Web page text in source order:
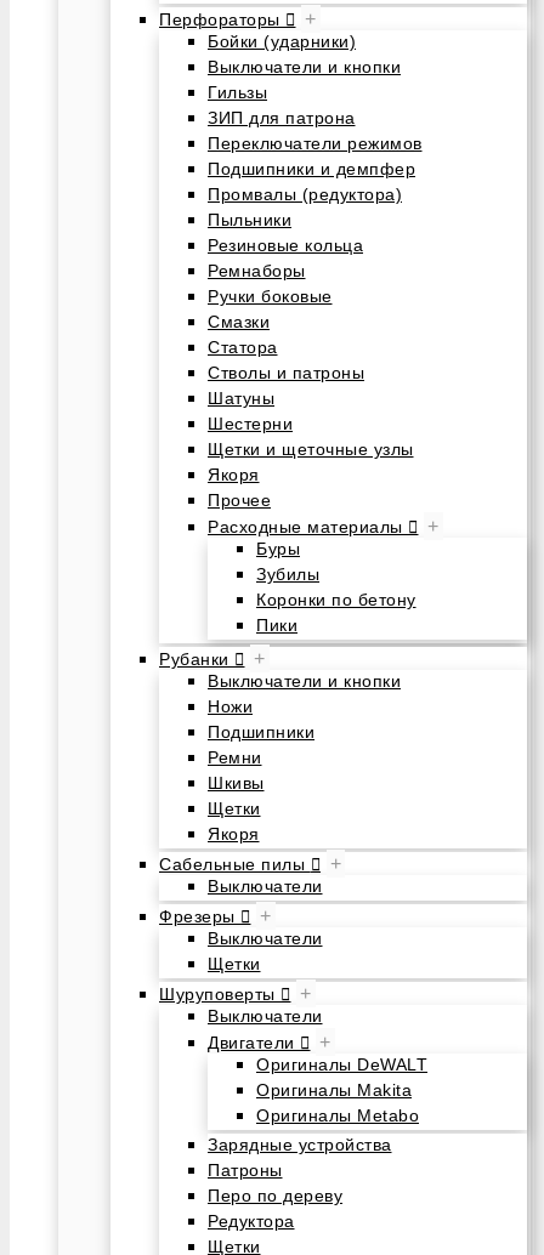
Перфораторы
+
Бойки (ударники)
Выключатели и кнопки
Гильзы
ЗИП для патрона
Переключатели режимов
Подшипники и демпфер
Промвалы (редуктора)
Пыльники
Резиновые кольца
Ремнаборы
Ручки боковые
Смазки
Статора
Стволы и патроны
Шатуны
Шестерни
Щетки и щеточные узлы
Якоря
Прочее
Расходные материалы
+
Буры
Зубилы
Коронки по бетону
Пики
Рубанки
+
Выключатели и кнопки
Ножи
Подшипники
Ремни
Шкивы
Щетки
Якоря
Сабельные пилы
+
Выключатели
Фрезеры
+
Выключатели
Щетки
Шуруповерты
+
Выключатели
Двигатели
+
Оригиналы DeWALT
Оригиналы Makita
Оригиналы Metabo
Зарядные устройства
Патроны
Перо по дереву
Редуктора
Щетки